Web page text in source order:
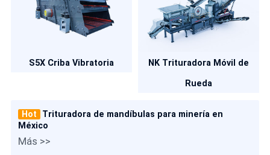
S5X Criba Vibratoria
NK Trituradora Móvil de
Rueda
Hot
Trituradora de mandíbulas para minería en
México
Más >>